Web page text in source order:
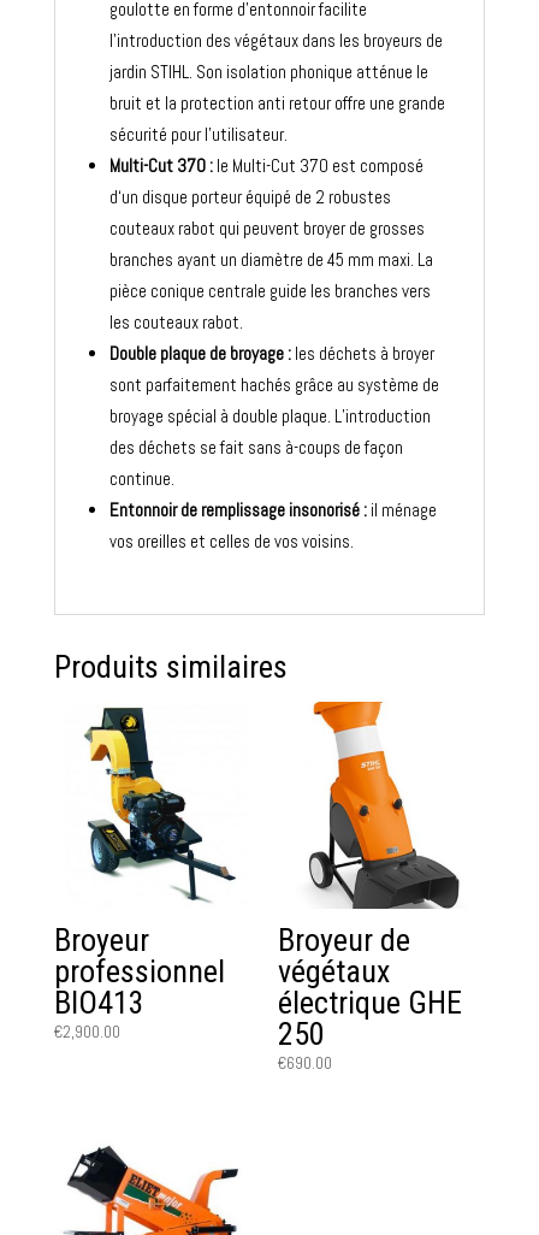
goulotte en forme d'entonnoir facilite
l'introduction des végétaux dans les broyeurs de
jardin STIHL. Son isolation phonique atténue le
bruit et la protection anti retour offre une grande
sécurité pour l'utilisateur.
Multi-Cut 370 :le Multi-Cut 370 est composé
d‘un disque porteur équipé de 2 robustes
couteaux rabot qui peuvent broyer de grosses
branches ayant un diamètre de 45 mm maxi. La
pièce conique centrale guide les branches vers
les couteaux rabot.
Double plaque de broyage :les déchets à broyer
sont parfaitement hachés grâce au système de
broyage spécial à double plaque. L’introduction
des déchets se fait sans à-coups de façon
continue.
Entonnoir de remplissage insonorisé :il ménage
vos oreilles et celles de vos voisins.
Produits similaires
Broyeur
professionnel
BIO413
€2,900.00
Broyeur de
végétaux
électrique GHE
250
€690.00